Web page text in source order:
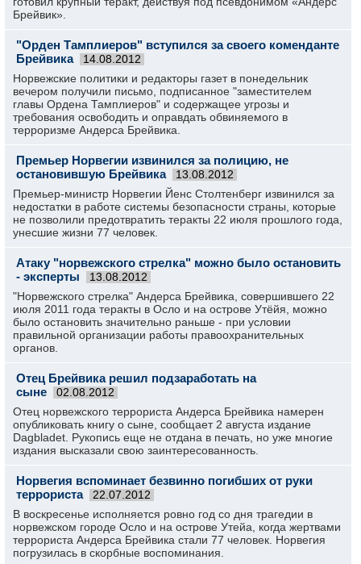
Брейвик».
"Орден Тамплиеров" вступился за своего коменданте
Брейвика
14.08.2012
Норвежские политики и редакторы газет в понедельник
вечером получили письмо, подписанное "заместителем
главы Ордена Тамплиеров" и содержащее угрозы и
требования освободить и оправдать обвиняемого в
терроризме Андерса Брейвика.
Премьер Норвегии извинился за полицию, не
остановившую Брейвика
13.08.2012
Премьер-министр Норвегии Йенс Столтенберг извинился за
недостатки в работе системы безопасности страны, которые
не позволили предотвратить теракты 22 июля прошлого года,
унесшие жизни 77 человек.
Атаку "норвежского стрелка" можно было остановить
- эксперты
13.08.2012
"Норвежского стрелка" Андерса Брейвика, совершившего 22
июля 2011 года теракты в Осло и на острове Утёйя, можно
было остановить значительно раньше - при условии
правильной организации работы правоохранительных
органов.
Отец Брейвика решил подзаработать на
сыне
02.08.2012
Отец норвежского террориста Андерса Брейвика намерен
опубликовать книгу о сыне, сообщает 2 августа издание
Dagbladet. Рукопись еще не отдана в печать, но уже многие
издания высказали свою заинтересованность.
Норвегия вспоминает безвинно погибших от руки
террориста
22.07.2012
В воскресенье исполняется ровно год со дня трагедии в
норвежском городе Осло и на острове Утейа, когда жертвами
террориста Андерса Брейвика стали 77 человек. Норвегия
погрузилась в скорбные воспоминания.